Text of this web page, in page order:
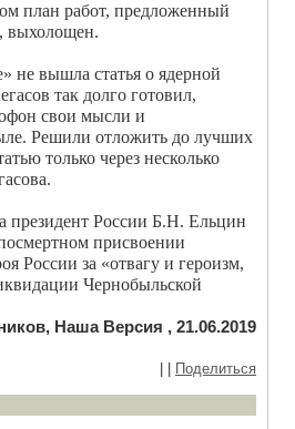
план работ, предложенный
выхолощен.
не вышла статья о ядерной
так долго готовил,
свои мысли и
Решили отложить до лучших
только через несколько
президент России Б.Н. Ельцин
присвоении
России за «отвагу и героизм,
Чернобыльской
Наша Версия , 21.06.2019
Поделиться